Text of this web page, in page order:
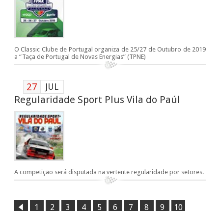
O Classic Clube de Portugal organiza de 25/27 de Outubro de 2019
a “Taça de Portugal de Novas Energias” (TPNE)
27 JUL
Regularidade Sport Plus Vila do Paúl
A competição será disputada na vertente regularidade por setores.
1 2 3 4 5 6 7 8 9
10